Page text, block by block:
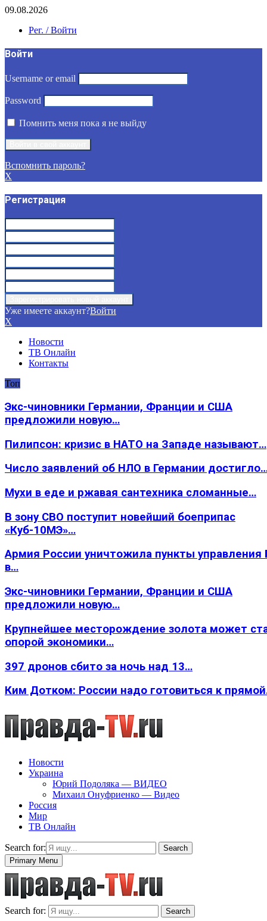
09.08.2026
Рег. / Войти
Войти
Username or email
Password
Помнить меня пока я не выйду
Вспомнить пароль?
X
Регистрация
Уже имеете аккаунт?Войти
X
Новости
ТВ Онлайн
Контакты
Топ
Экс-чиновники Германии, Франции и США
предложили новую…
Пилипсон: кризис в НАТО на Западе называют…
Число заявлений об НЛО в Германии
Мухи в еде и ржавая сантехника сломанные…
В зону СВО поступит новейший боеприпас
«Куб-10МЭ»…
Армия России уничтожила пункты
в…
Экс-чиновники Германии, Франции и США
предложили новую…
Крупнейшее месторождение золота может
опорой экономики…
397 дронов сбито за ночь над 13…
Ким Дотком: России надо готовиться к
Новости
Украина
Юрий Подоляка — ВИДЕО
Михаил Онуфриенко — Видео
Россия
Мир
ТВ Онлайн
Search for:
Search
Primary Menu
Search for: Search